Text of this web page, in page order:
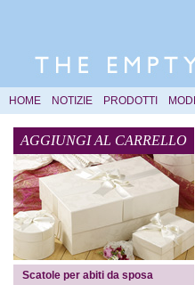
HOME NOTIZIE PRODOTTI
AGGIUNGI AL CARRELLO
Scatole per abiti da sposa